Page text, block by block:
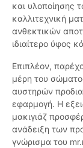
και υλοποίησης
καλλιτεχνική
ανθεκτικών
ιδιαίτερο ύφος
Επιπλέον,
μέρη του
αυστηρών
εφαρμογή. Η
μακιγιάζ
ανάδειξη των
γνώρισμα του